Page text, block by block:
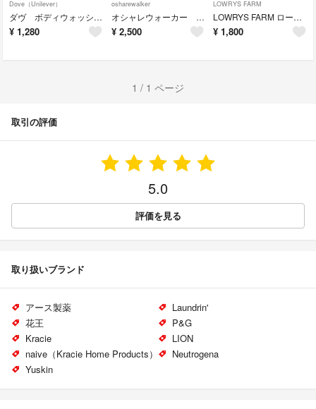
Dove（Unilever）
ダヴ ボディウォッシュ 詰替 金木犀 4つセット
¥ 1,280
osharewalker
オシャレウォーカー チュールキャミソール
¥ 2,500
LOWRYS FARM
LOWRYS FARM ローリーズファーム グラニースクエアジレ
¥ 1,800
1 / 1 ページ
取引の評価
5.0
評価を見る
取り扱いブランド
アース製薬
Laundrin'
花王
P&G
Kracie
LION
naive（Kracie Home Products）
Neutrogena
Yuskin